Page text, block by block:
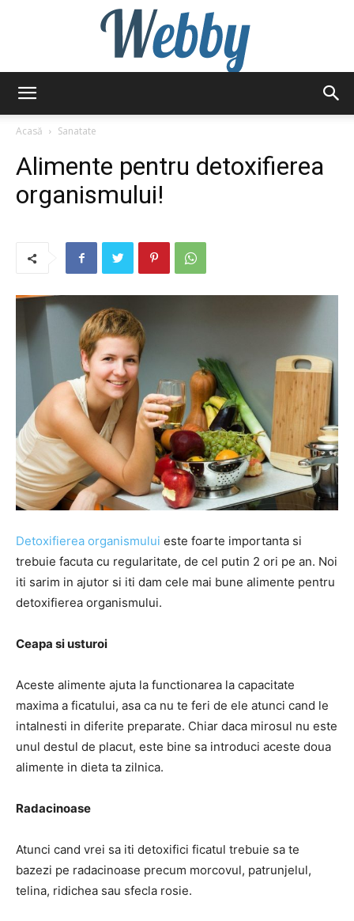
Acasă
Sanatate
Alimente pentru detoxifierea
organismului!
Detoxifierea organismului este foarte importanta si
trebuie facuta cu regularitate, de cel putin 2 ori pe an. Noi
iti sarim in ajutor si iti dam cele mai bune alimente pentru
detoxifierea organismului.
Ceapa si usturoi
Aceste alimente ajuta la functionarea la capacitate
maxima a ficatului, asa ca nu te feri de ele atunci cand le
intalnesti in diferite preparate. Chiar daca mirosul nu este
unul destul de placut, este bine sa introduci aceste doua
alimente in dieta ta zilnica.
Radacinoase
Atunci cand vrei sa iti detoxifici ficatul trebuie sa te
bazezi pe radacinoase precum morcovul, patrunjelul,
telina, ridichea sau sfecla rosie.